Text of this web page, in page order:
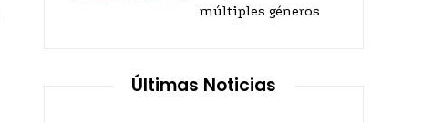
múltiples géneros
Últimas Noticias